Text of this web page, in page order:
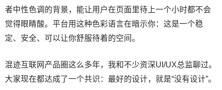
者中性色调的背景，能让用户在页面里待上一个小时都不会
觉得眼睛酸。平台用这种色彩语言在暗示你：这是一个稳
定、安全、可以让你舒服待着的空间。
混迹互联网产品圈这么多年，我和不少资深UI/UX总监聊过。
大家现在都达成了一个共识：最好的设计，就是“没有设计”。